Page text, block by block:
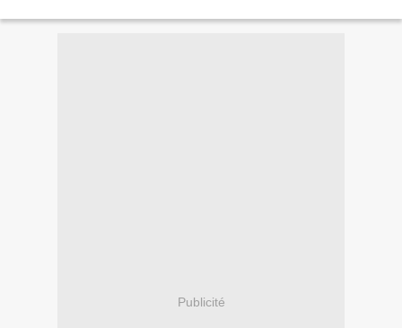
Publicité